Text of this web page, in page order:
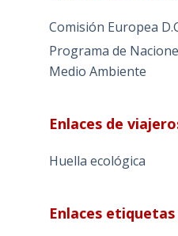
Comisión Europea
Programa de
Medio Ambiente
Enlaces de
Huella ecológica
Enlaces